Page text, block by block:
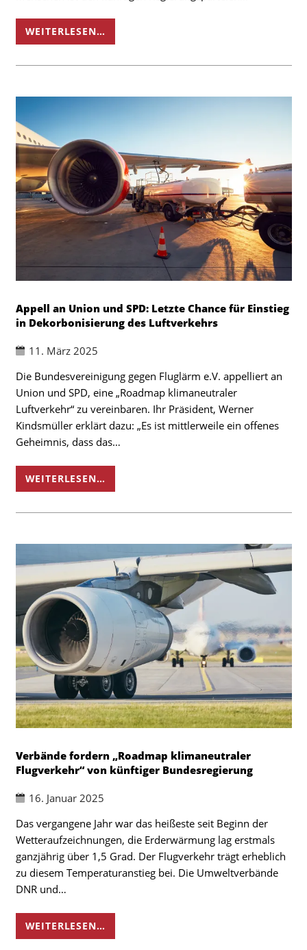
WEITERLESEN…
Appell an Union und SPD: Letzte Chance für Einstieg
in Dekorbonisierung des Luftverkehrs
11. März 2025
Die Bundesvereinigung gegen Fluglärm e.V. appelliert an
Union und SPD, eine „Roadmap klimaneutraler
Luftverkehr“ zu vereinbaren. Ihr Präsident, Werner
Kindsmüller erklärt dazu: „Es ist mittlerweile ein offenes
Geheimnis, dass das…
WEITERLESEN…
Verbände fordern „Roadmap klimaneutraler
Flugverkehr“ von künftiger Bundesregierung
16. Januar 2025
Das vergangene Jahr war das heißeste seit Beginn der
Wetteraufzeichnungen, die Erderwärmung lag erstmals
ganzjährig über 1,5 Grad. Der Flugverkehr trägt erheblich
zu diesem Temperaturanstieg bei. Die Umweltverbände
DNR und…
WEITERLESEN…